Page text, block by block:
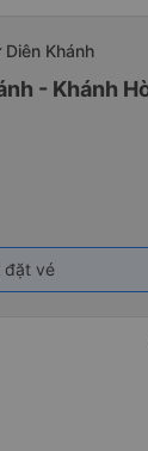
Khánh
- Khánh
đặt vé